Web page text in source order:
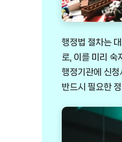
행정법 절차는
로, 이를 미리
행정기관에 신청
반드시 필요한